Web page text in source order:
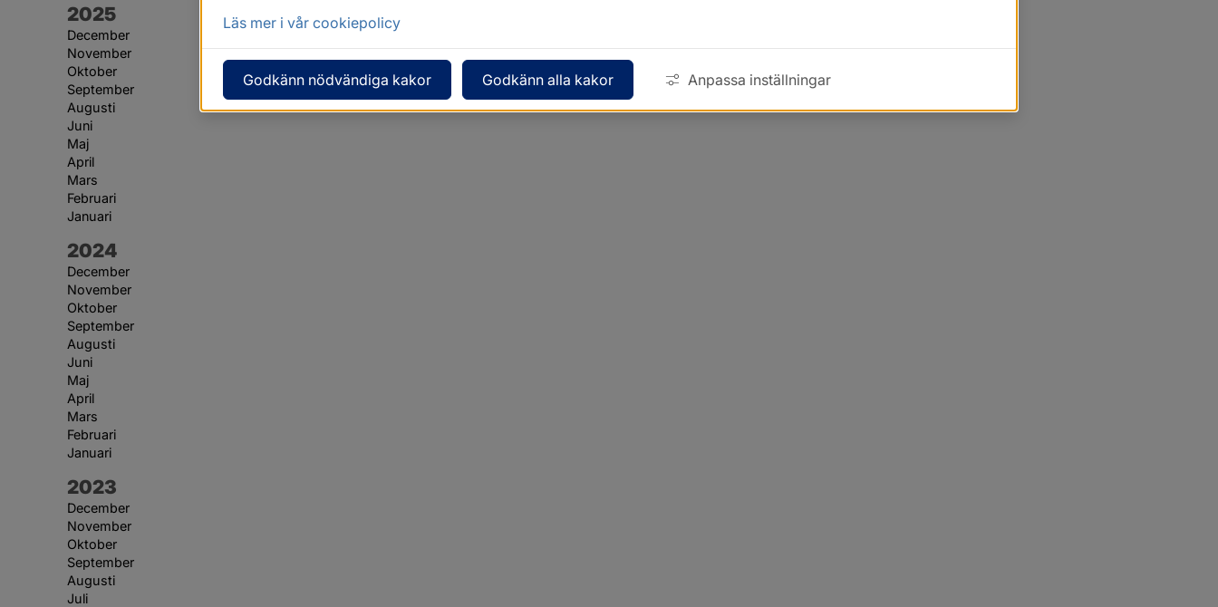
År:
2025
December
November
Oktober
September
Augusti
Juni
Maj
April
Mars
Februari
Januari
År:
2024
December
November
Oktober
September
Augusti
Juni
Maj
April
Mars
Februari
Januari
År:
2023
December
November
Oktober
September
Augusti
Juli
Läs mer i vår cookiepolicy
Godkänn nödvändiga kakor Godkänn alla kakor Anpassa inställningar